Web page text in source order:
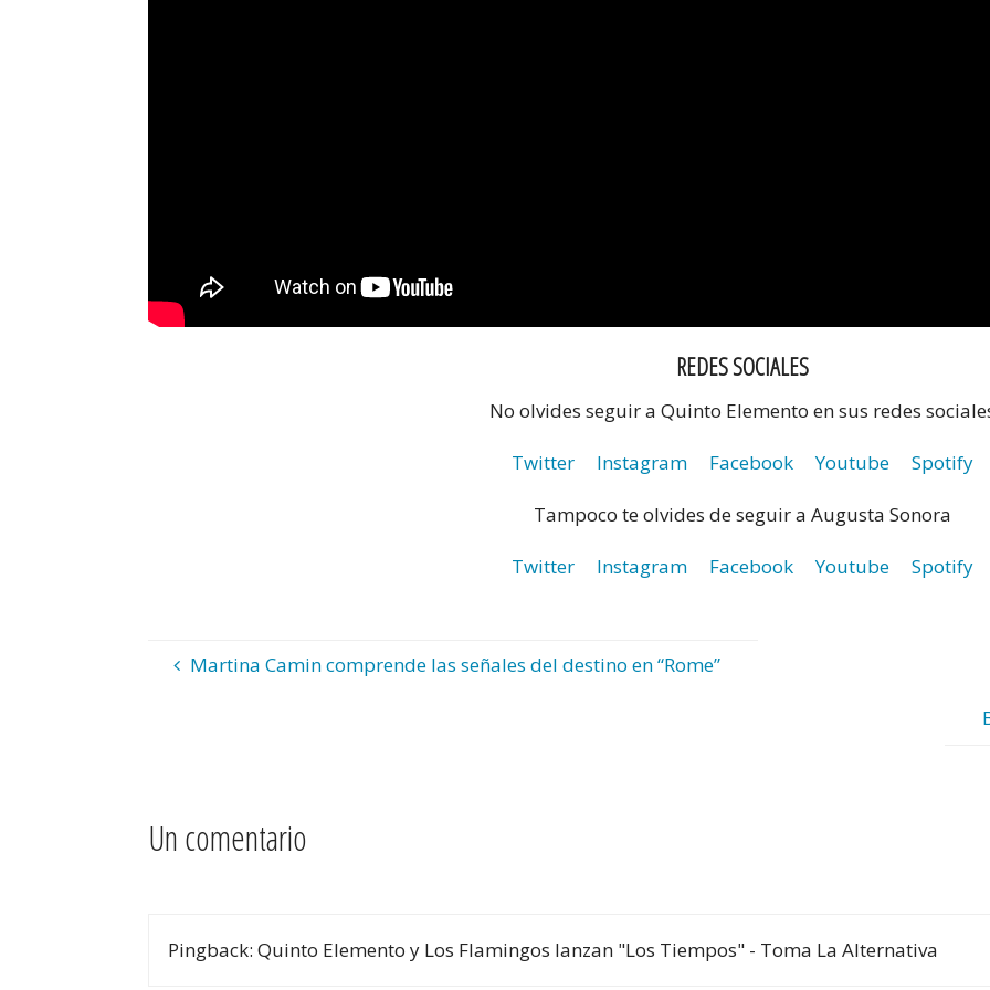
REDES SOCIALES
No olvides seguir a Quinto Elemento en sus redes
Twitter Instagram Facebook Youtube Spotify
Tampoco te olvides de seguir a Augusta Sonora
Twitter Instagram Facebook Youtube Spotify
Martina Camin comprende las señales del destino en “Rome”
Un comentario
Pingback: Quinto Elemento y Los Flamingos lanzan "Los Tiempos" - Toma La Alternativa